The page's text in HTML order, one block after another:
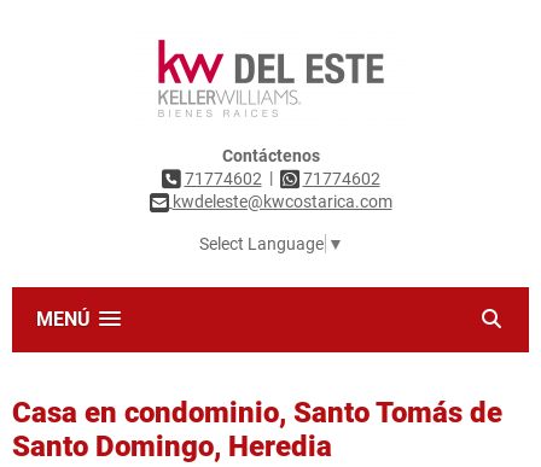
Contáctenos
71774602 |
71774602
kwdeleste@kwcostarica.com
Select Language ▼
MENÚ
Casa en condominio, Santo Tomás de
Santo Domingo, Heredia